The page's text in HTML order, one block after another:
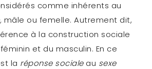
comme inhérents au
mâle ou femelle. Autrement dit,
à la construction sociale
et du masculin. En ce
la réponse socialeau sexe